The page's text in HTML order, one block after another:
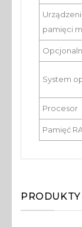
pamięci
System
Procesor
Pamięć